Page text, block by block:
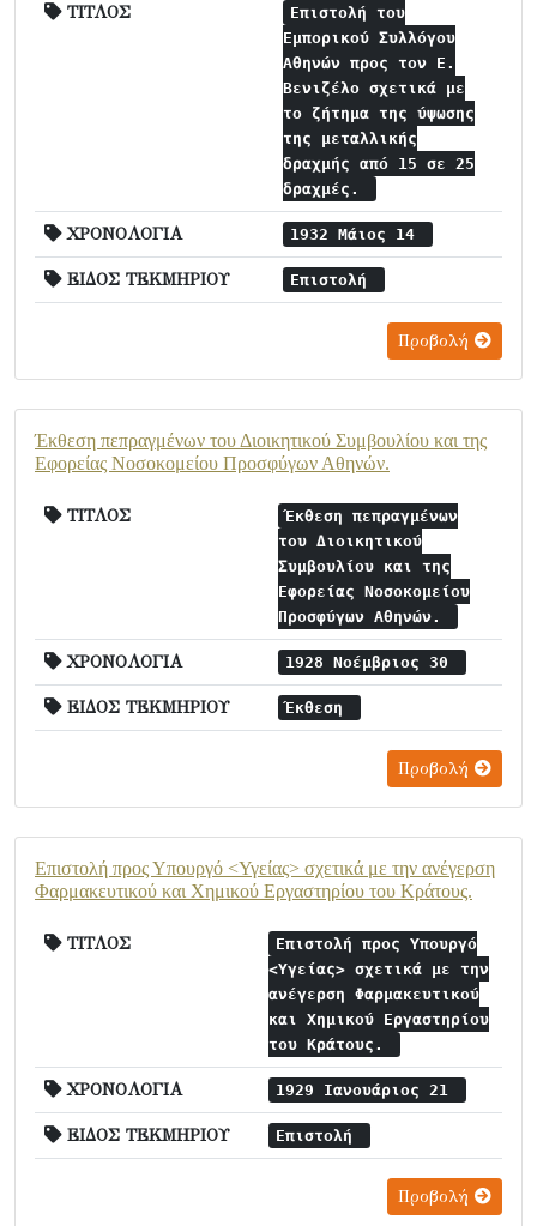
ΤΙΤΛΟΣ
Επιστολή του
Εμπορικού Συλλόγου
Αθηνών προς τον Ε.
Βενιζέλο σχετικά με
το ζήτημα της ύψωσης
της μεταλλικής
δραχμής από 15 σε 25
δραχμές.
ΧΡΟΝΟΛΟΓΙΑ 1932 Μάιος 14
ΕΙΔΟΣ ΤΕΚΜΗΡΙΟΥ Επιστολή
Προβολή
Έκθεση πεπραγμένων του Διοικητικού Συμβουλίου και της
Εφορείας Νοσοκομείου Προσφύγων Αθηνών.
ΤΙΤΛΟΣ
Έκθεση πεπραγμένων
του Διοικητικού
Συμβουλίου και της
Εφορείας Νοσοκομείου
Προσφύγων Αθηνών.
ΧΡΟΝΟΛΟΓΙΑ 1928 Νοέμβριος 30
ΕΙΔΟΣ ΤΕΚΜΗΡΙΟΥ Έκθεση
Προβολή
Επιστολή προς Υπουργό <Υγείας> σχετικά με την ανέγερση
Φαρμακευτικού και Χημικού Εργαστηρίου του Κράτους.
ΤΙΤΛΟΣ
Επιστολή προς Υπουργό
<Υγείας> σχετικά με την
ανέγερση Φαρμακευτικού
και Χημικού Εργαστηρίου
του Κράτους.
ΧΡΟΝΟΛΟΓΙΑ 1929 Ιανουάριος 21
ΕΙΔΟΣ ΤΕΚΜΗΡΙΟΥ Επιστολή
Προβολή